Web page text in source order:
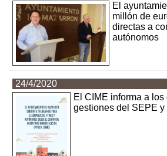
El
millón de
directas a
autónomos
24/4/2020
El CIME informa a
gestiones del SEPE